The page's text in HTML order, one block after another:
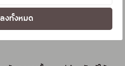
งทั้งหมด
น คือคำขอบคุณจากลูกค้า ที่ส่ง
าบซึ้งใจ "ขอชื่นชมการบริการ
เหลือ คอยติดตามเคสให้จน